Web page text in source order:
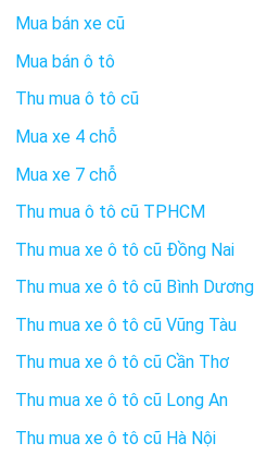
Mua bán xe cũ
Mua bán ô tô
Thu mua ô tô cũ
Mua xe 4 chỗ
Mua xe 7 chỗ
Thu mua ô tô cũ TPHCM
Thu mua xe ô tô cũ Đồng Nai
Thu mua xe ô tô cũ Bình Dương
Thu mua xe ô tô cũ Vũng Tàu
Thu mua xe ô tô cũ Cần Thơ
Thu mua xe ô tô cũ Long An
Thu mua xe ô tô cũ Hà Nội